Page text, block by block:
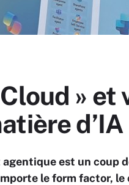
»
est un coup
le form factor,